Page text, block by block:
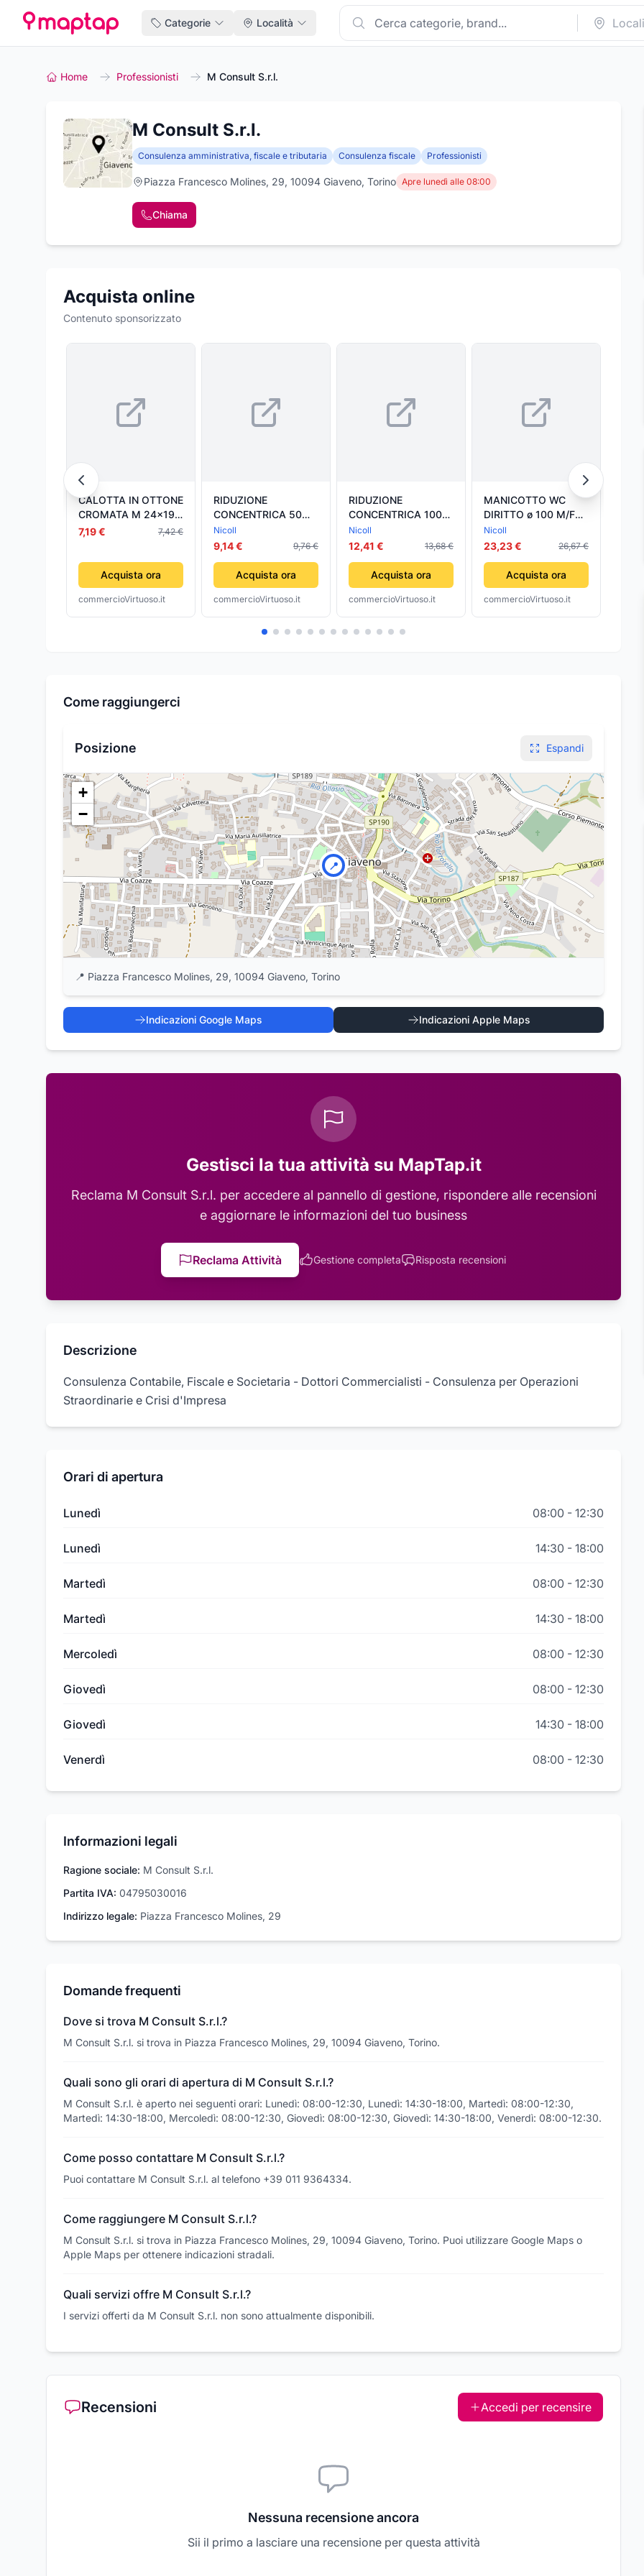
Categorie Località
Home Professionisti M Consult S.r.l.
M Consult S.r.l.
Consulenza amministrativa, fiscale e tributaria Consulenza fiscale Professionisti
Piazza Francesco Molines, 29, 10094 Giaveno, Torino Apre lunedì alle 08:00
Chiama
Acquista online
Contenuto sponsorizzato
CALOTTA IN OTTONE
CROMATA M 24x19
ARTECLIMA S.R.L.
7,19 € 7,42 €
Acquista ora
commercioVirtuoso.it
RIDUZIONE
CONCENTRICA 50
Nicoll
9,14 € 9,76 €
Acquista ora
commercioVirtuoso.it
RIDUZIONE
CONCENTRICA 100
Nicoll
12,41 € 13,68 €
Acquista ora
commercioVirtuoso.it
MANICOTTO WC
DIRITTO ø 100 M/F
NICOLL S.R.L.
Nicoll
23,23 € 26,67 €
Acquista ora
commercioVirtuoso.it
Come raggiungerci
Posizione Espandi
📍
+
−
📍 Piazza Francesco Molines, 29, 10094 Giaveno, Torino
Indicazioni Google Maps Indicazioni Apple Maps
Gestisci la tua attività su MapTap.it
Reclama M Consult S.r.l. per accedere al pannello di gestione, rispondere alle recensioni
e aggiornare le informazioni del tuo business
Reclama Attività Gestione completa Risposta recensioni
Descrizione
Consulenza Contabile, Fiscale e Societaria - Dottori Commercialisti - Consulenza per Operazioni
Straordinarie e Crisi d'Impresa
Orari di apertura
Lunedì 08:00 - 12:30
Lunedì 14:30 - 18:00
Martedì 08:00 - 12:30
Martedì 14:30 - 18:00
Mercoledì 08:00 - 12:30
Giovedì 08:00 - 12:30
Giovedì 14:30 - 18:00
Venerdì 08:00 - 12:30
Informazioni legali
Ragione sociale: M Consult S.r.l.
Partita IVA: 04795030016
Indirizzo legale: Piazza Francesco Molines, 29
Domande frequenti
Dove si trova M Consult S.r.l.?
M Consult S.r.l. si trova in Piazza Francesco Molines, 29, 10094 Giaveno, Torino.
Quali sono gli orari di apertura di M Consult S.r.l.?
M Consult S.r.l. è aperto nei seguenti orari: Lunedì: 08:00-12:30, Lunedì: 14:30-18:00, Martedì: 08:00-12:30,
Martedì: 14:30-18:00, Mercoledì: 08:00-12:30, Giovedì: 08:00-12:30, Giovedì: 14:30-18:00, Venerdì: 08:00-12:30.
Come posso contattare M Consult S.r.l.?
Puoi contattare M Consult S.r.l. al telefono +39 011 9364334.
Come raggiungere M Consult S.r.l.?
M Consult S.r.l. si trova in Piazza Francesco Molines, 29, 10094 Giaveno, Torino. Puoi utilizzare Google Maps o
Apple Maps per ottenere indicazioni stradali.
Quali servizi offre M Consult S.r.l.?
I servizi offerti da M Consult S.r.l. non sono attualmente disponibili.
Recensioni Accedi per recensire
Nessuna recensione ancora
Sii il primo a lasciare una recensione per questa attività